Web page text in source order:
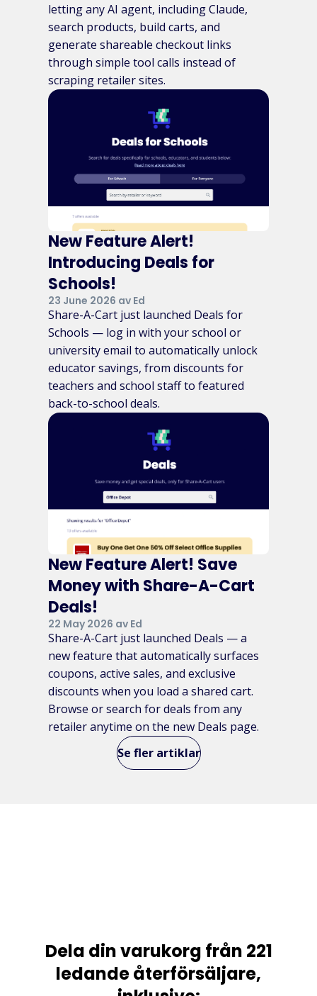
letting any AI agent, including Claude,
search products, build carts, and
generate shareable checkout links
through simple tool calls instead of
scraping retailer sites.
New Feature Alert!
Introducing Deals for
Schools!
23 June 2026 av Ed
Share-A-Cart just launched Deals for
Schools — log in with your school or
university email to automatically unlock
educator savings, from discounts for
teachers and school staff to featured
back-to-school deals.
New Feature Alert! Save
Money with Share-A-Cart
Deals!
22 May 2026 av Ed
Share-A-Cart just launched Deals — a
new feature that automatically surfaces
coupons, active sales, and exclusive
discounts when you load a shared cart.
Browse or search for deals from any
retailer anytime on the new Deals page.
Se fler artiklar
Dela din varukorg från 221
ledande återförsäljare,